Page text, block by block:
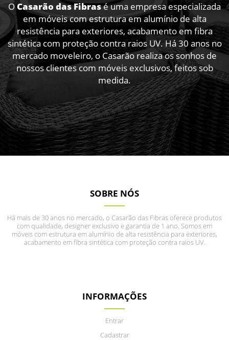
OCasarão das Fibrasé uma empresa especializada
em móveis com estrutura em alumínio de alta
resistência para exteriores, acabamento em fibra
sintética com proteção contra raios UV. Há 30 anos no
mercado moveleiro, o Casarão realiza os sonhos de
nossos clientes com móveis exclusivos, feitos sob
medida.
SOBRE NÓS
Há mais de 30 anos no mercado, o Casarão das Fibras oferece produtos
com qualidade, designer exclusivo e garantia de 1 ano. Somos em
móveis com estrutura em alumínio de alta resistência para exteriores,
acabamento em fibra sintética com proteção contra raios UV.
INFORMAÇÕES
Entrar
Cadastrar